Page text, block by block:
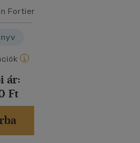
Fortier
ár:
Ft